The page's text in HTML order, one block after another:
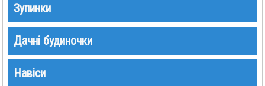
Зупинки
Дачні будиночки
Навіси